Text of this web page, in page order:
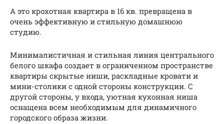
А это крохотная квартира в 16 кв. превращена в
очень эффективную и стильную домашнюю
студию.
Минималистичная и стильная линия центрального
белого шкафа создает в ограниченном пространстве
квартиры скрытые ниши, раскладные кровати и
мини-столики с одной стороны конструкции. С
другой стороны, у входа, уютная кухонная ниша
оснащена всем необходимым для динамичного
городского образа жизни.